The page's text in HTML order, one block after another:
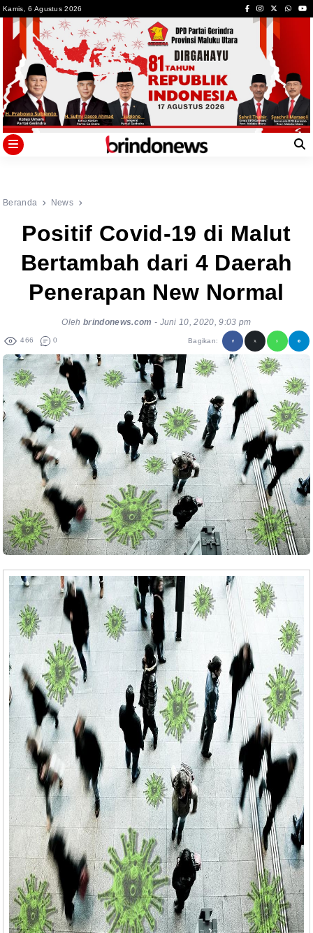
toKamis, 6 Agustus 2026
Beranda News
Positif Covid-19 di Malut
Bertambah dari 4 Daerah
Penerapan New Normal
Olehbrindonews.com - Juni 10, 2020, 9:03 pm
466 0 Bagikan: